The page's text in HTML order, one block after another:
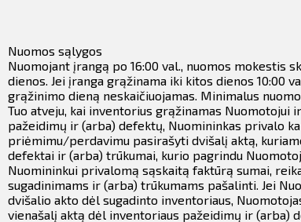
Nuomos sąlygos
Nuomojant įrangą po 16:00 val., nuomos mokestis
dienos. Jei įranga grąžinama iki kitos dienos 10:00
grąžinimo dieną neskaičiuojamas. Minimalus
Tuo atveju, kai inventorius grąžinamas Nuomotojui
pažeidimų ir (arba) defektų, Nuomininkas privalo
priėmimu/perdavimu pasirašyti dvišalį aktą,
defektai ir (arba) trūkumai, kurio pagrindu
Nuomininkui privalomą sąskaitą faktūrą sumai,
sugadinimams ir (arba) trūkumams pašalinti. Jei
dvišalio akto dėl sugadinto inventoriaus,
vienašalį aktą dėl inventoriaus pažeidimų ir (arba)